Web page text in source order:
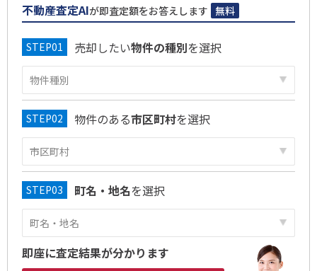
不動産査定AIが即査定額をお答えします 無料
売却したい物件の種別を選択
物件のある市区町村を選択
町名・地名を選択
即座に査定結果が分かります